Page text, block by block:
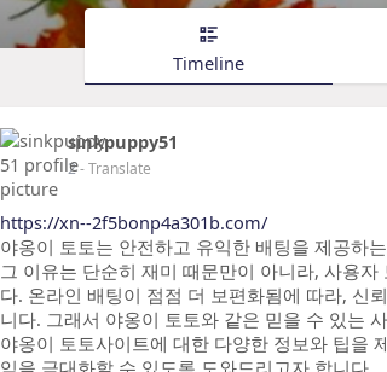
Timeline
sinkpuppy51
2- Translate
https://xn--2f5bonp4a301b.com/
야옹이 토토는 안전하고 유익한 배팅을 제공하
그 이유는 단순히 재미 때문만이 아니라, 사용
다. 온라인 배팅이 점점 더 보편화됨에 따라, 신
니다. 그래서 야옹이 토토와 같은 믿을 수 있는
야옹이 토토사이트에 대한 다양한 정보와 팁을